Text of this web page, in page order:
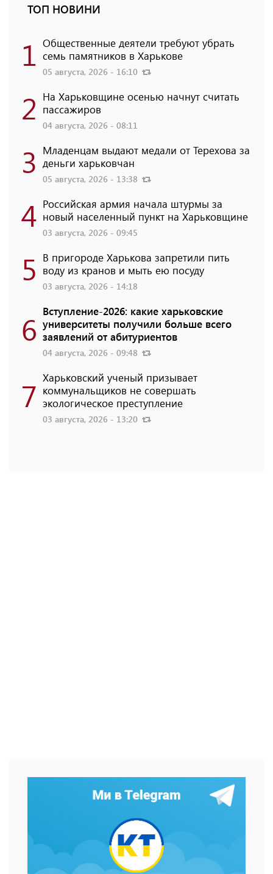
ТОП НОВИНИ
1 Общественные деятели требуют убрать
семь памятников в Харькове
05 августа, 2026 - 16:10
2 На Харьковщине осенью начнут считать
пассажиров
04 августа, 2026 - 08:11
3 Младенцам выдают медали от Терехова за
деньги харьковчан
05 августа, 2026 - 13:38
4 Российская армия начала штурмы за
новый населенный пункт на Харьковщине
03 августа, 2026 - 09:45
5 В пригороде Харькова запретили пить
воду из кранов и мыть ею посуду
03 августа, 2026 - 14:18
6 Вступление-2026: какие харьковские
университеты получили больше всего
заявлений от абитуриентов
04 августа, 2026 - 09:48
7 Харьковский ученый призывает
коммунальщиков не совершать
экологическое преступление
03 августа, 2026 - 13:20